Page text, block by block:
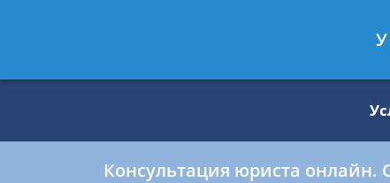
8 812 509-
Консультация юриста онлайн.